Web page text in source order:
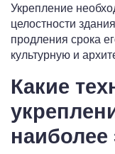
Укрепление
целостности
продления срока
культурную и
Какие